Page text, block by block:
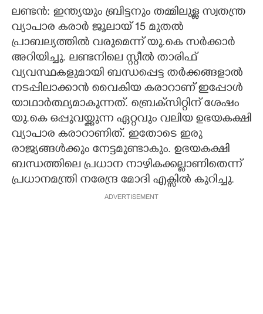
CARTOONS
LITERATURE
ZOOM
CONTACT US
ലണ്ടൻ: ഇന്ത്യയും ബ്രിട്ടനും തമ്മിലുള്ള സ്വതന്ത്ര
വ്യാപാര കരാർ ജൂലായ് 15 മുതൽ
പ്രാബല്യത്തിൽ വരുമെന്ന് യു.കെ സർക്കാർ
അറിയിച്ചു. ലണ്ടനിലെ സ്റ്റീൽ താരിഫ്
വ്യവസ്ഥകളുമായി ബന്ധപ്പെട്ട തർക്കങ്ങളാൽ
നടപ്പിലാക്കാൻ വൈകിയ കരാറാണ് ഇപ്പോൾ
യാഥാർത്ഥ്യമാകുന്നത്. ബ്രെക്‌സിറ്റിന് ശേഷം
യു.കെ ഒപ്പുവയ്ക്കുന്ന ഏറ്റവും വലിയ ഉഭയകക്ഷി
വ്യാപാര കരാറാണിത്. ഇതോടെ ഇരു
രാജ്യങ്ങൾക്കും നേട്ടമുണ്ടാകും. ഉഭയകക്ഷി
ബന്ധത്തിലെ പ്രധാന നാഴികക്കല്ലാണിതെന്ന്
പ്രധാനമന്ത്രി നരേന്ദ്ര മോദി എക്സിൽ കുറിച്ചു.
ADVERTISEMENT